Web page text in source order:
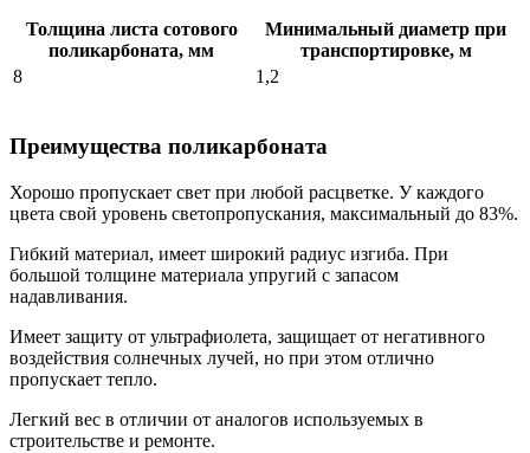
Толщина листа сотового
поликарбоната, мм
Минимальный диаметр при
транспортировке, м
8
1,2
Преимущества поликарбоната
Хорошо пропускает свет при любой расцветке. У каждого
цвета свой уровень светопропускания, максимальный до 83%.
Гибкий материал, имеет широкий радиус изгиба. При
большой толщине материала упругий с запасом
надавливания.
Имеет защиту от ультрафиолета, защищает от негативного
воздействия солнечных лучей, но при этом отлично
пропускает тепло.
Легкий вес в отличии от аналогов используемых в
строительстве и ремонте.